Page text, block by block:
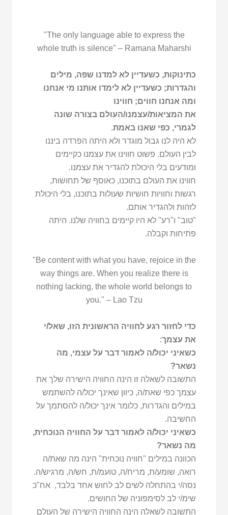
"The only language able to express the
whole truth is silence" – Ramana Maharshi
כתינוקות, כשעדיין לא למדנו שפה, מילים
והגדרות; כשעדיין לא לימדו אותנו מי אנחנו
ומה אנחנו חווים; חווינו
את המציאות/עצמנו/העולם בצורה שונה
לגמרי, כפי שאנו באמת.
לא היה לנו גבול מוגדר ולא היתה הפרדה ביננו
לבין העולם. פשוט חווינו את עצמנו כקיימים
ומודעים בלי היכולת להגדיר את עצמנו.
חווינו את העולם בתוכנו, כאוסף של תחושות,
רגשות וחוויות חושיות שעולות בתוכנו, בלי היכולת
לזהות ולהגדיר אותם.
"טוב" ו"רע" לא היו קיימים בחוויה שלנו. היתה
פתיחות וקבלה.
"Be content with what you have, rejoice in the
way things are. When you realize there is
nothing lacking, the whole world belongs to
you." – Lao Tzu
כדי לחזור רגע לחוויה הראשונית הזו, שאל/י
את עצמך:
כשאיני יכול/ה לאמור דבר על עצמי, מה
נשאר?
התשובה לשאלה זו הינה החוויה הישירה שלך את
עצמך כפי שאת/ה, כיוון שאינך יכול/ה להשתמש
במילים והגדרות, כלומר אינך יכול/ה להסתמך על
החשיבה.
כשאיני יכול/ה לאמור דבר על החוויה הנוכחית,
מה נשאר?
הכוונה במילים "חוויה נוכחית" הינה מה שאת/ה
רואה, שומע/ת, מריח/ה, טועמ/ת, חש/ה, מרגיש/ה.
נסה/י בהתחלה לשים לב לחוש אחד בלבד, אח"כ
שימ/י לב לסימפוניה של החושים.
התשובה לשאלה הינה החוויה הישירה של העולם